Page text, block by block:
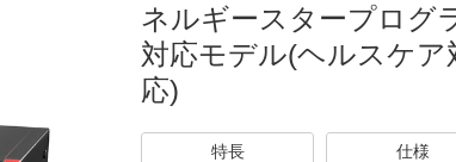
ネルギースタープログ
対応モデル(ヘルスケア
応)
特長 仕様